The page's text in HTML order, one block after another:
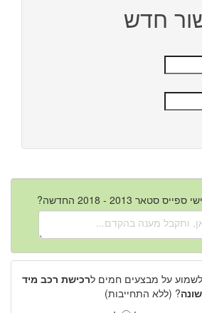
חדש
2013 - 2018 החדשה?
לשמוע על מבצעים חמים לרכישת רכב מיד
? (ללא התחייבות)